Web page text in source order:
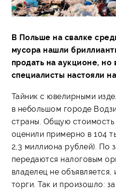
В Польше на свалке
мусора нашли
продать на аукционе,
специалисты настояли
Тайник с ювелирными
в небольшом городе
страны. Общую стоимость
оценили примерно в 104
2,3 миллиона рублей). По
передаются налоговым
владелец не объявляется,
торги. Так и произошло: